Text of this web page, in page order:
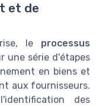
et de
le processus
une série d'étapes
en biens et
aux fournisseurs.
des